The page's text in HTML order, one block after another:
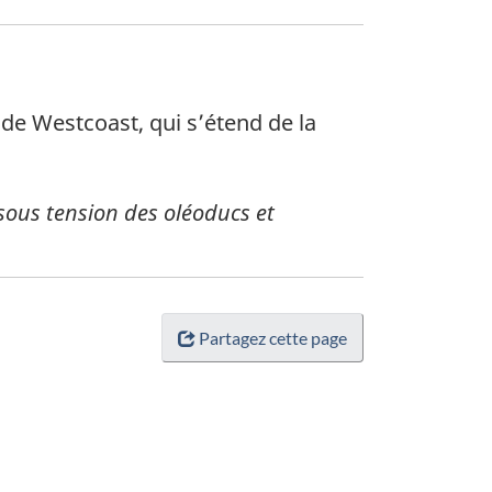
Westcoast, qui s’étend de la
tension des oléoducs et
Partagez cette page